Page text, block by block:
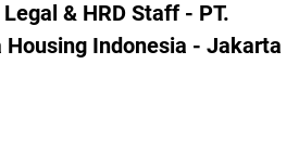
& HRD Staff - PT.
Housing Indonesia - Jakarta